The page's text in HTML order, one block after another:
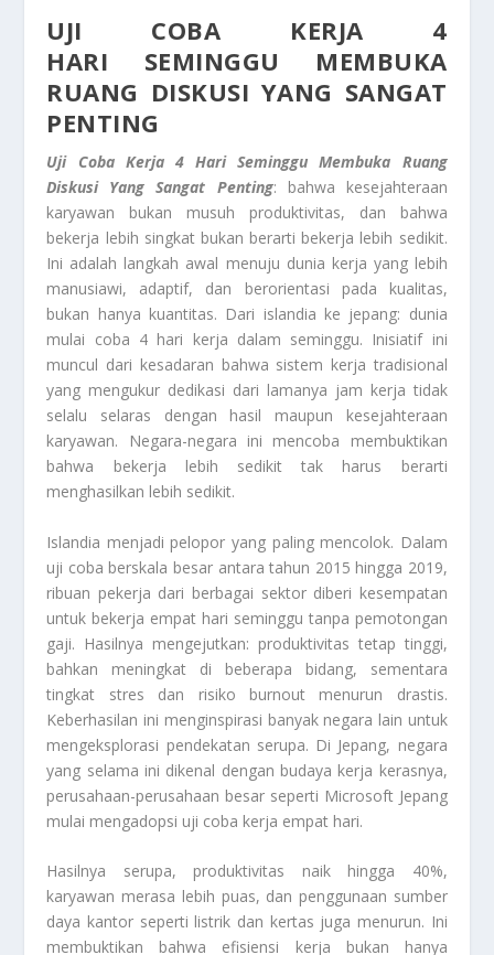
UJI COBA KERJA
4
HARI
SEMINGGU
MEMBUKA
RUANG DISKUSI YANG SANGAT
PENTING
Uji Coba Kerja 4 Hari Seminggu Membuka Ruang
Diskusi Yang Sangat Penting: bahwa kesejahteraan
karyawan bukan musuh produktivitas, dan bahwa
bekerja lebih singkat bukan berarti bekerja lebih sedikit.
Ini adalah langkah awal menuju dunia kerja yang lebih
manusiawi, adaptif, dan berorientasi pada kualitas,
bukan hanya kuantitas. Dari islandia ke jepang: dunia
mulai coba 4 hari kerja dalam seminggu. Inisiatif ini
muncul dari kesadaran bahwa sistem kerja tradisional
yang mengukur dedikasi dari lamanya jam kerja tidak
selalu selaras dengan hasil maupun kesejahteraan
karyawan. Negara-negara ini mencoba membuktikan
bahwa bekerja lebih sedikit tak harus berarti
menghasilkan lebih sedikit.
Islandia menjadi pelopor yang paling mencolok. Dalam
uji coba berskala besar antara tahun 2015 hingga 2019,
ribuan pekerja dari berbagai sektor diberi kesempatan
untuk bekerja empat hari seminggu tanpa pemotongan
gaji. Hasilnya mengejutkan: produktivitas tetap tinggi,
bahkan meningkat di beberapa bidang, sementara
tingkat stres dan risiko burnout menurun drastis.
Keberhasilan ini menginspirasi banyak negara lain untuk
mengeksplorasi pendekatan serupa. Di Jepang, negara
yang selama ini dikenal dengan budaya kerja kerasnya,
perusahaan-perusahaan besar seperti Microsoft Jepang
mulai mengadopsi uji coba kerja empat hari.
Hasilnya serupa, produktivitas naik hingga 40%,
karyawan merasa lebih puas, dan penggunaan sumber
daya kantor seperti listrik dan kertas juga menurun. Ini
membuktikan bahwa efisiensi kerja bukan hanya